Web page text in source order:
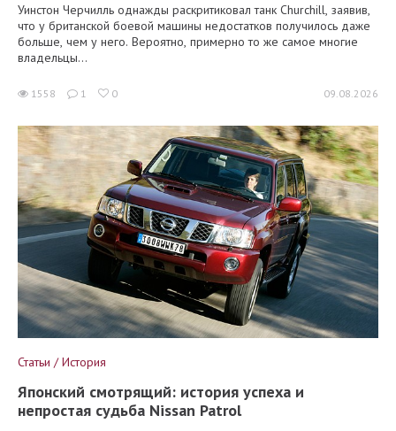
Уинстон Черчилль однажды раскритиковал танк Churchill, заявив,
что у британской боевой машины недостатков получилось даже
больше, чем у него. Вероятно, примерно то же самое многие
владельцы...
1558 1 0 09.08.2026
Статьи / История
Японский смотрящий: история успеха и
непростая судьба Nissan Patrol